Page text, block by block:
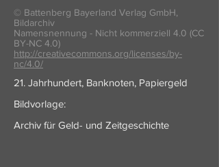
© Battenberg Bayerland Verlag GmbH,
Bildarchiv
Namensnennung - Nicht kommerziell 4.0 (CC
BY-NC 4.0)
http://creativecommons.org/licenses/by-
nc/4.0/
21. Jahrhundert, Banknoten, Papiergeld
Bildvorlage:
Archiv für Geld- und Zeitgeschichte